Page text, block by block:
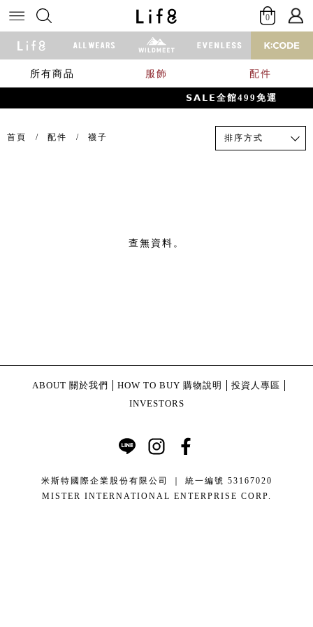
0
所有商品 服飾 配件
𝗦𝗔𝗟𝗘全館499免運
首頁 配件 襪子 排序方式
查無資料。
ABOUT 關於我們 HOW TO BUY 購物說明
投資人專區
INVESTORS
米斯特國際企業股份有限公司 ｜ 統一編號 53167020
MISTER INTERNATIONAL ENTERPRISE CORP.